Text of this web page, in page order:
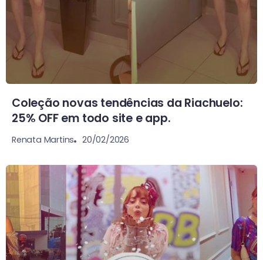
Coleção novas tendências da Riachuelo:
25% OFF em todo site e app.
Renata Martins 20/02/2026